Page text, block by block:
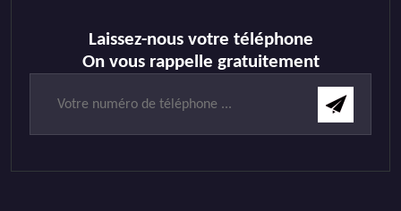
Laissez-nous votre téléphone
On vous rappelle gratuitement